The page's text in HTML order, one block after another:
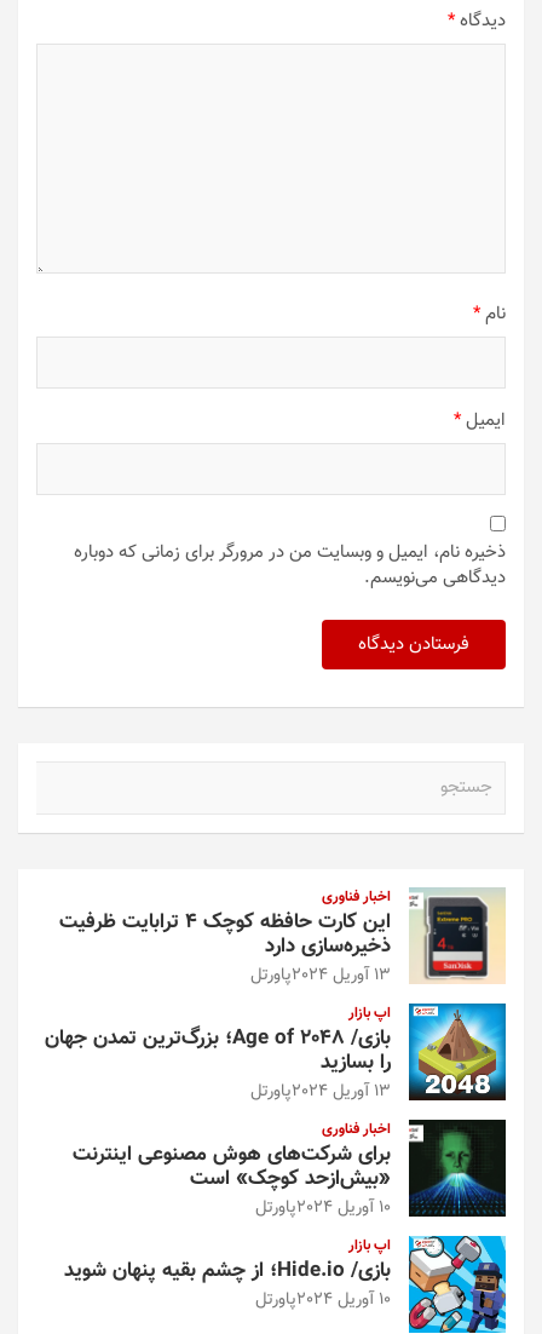
دیدگاه*
نام*
ایمیل*
ذخیره نام، ایمیل و وبسایت من در مرورگر برای زمانی که دوباره
دیدگاهی می‌نویسم.
اخبار فناوری
این کارت حافظه کوچک ۴ ترابایت ظرفیت
ذخیره‌سازی دارد
13 آوریل 2024 پاورتل
اپ بازار
بازی/ Age of 2048؛ بزرگ‌ترین تمدن جهان
را بسازید
13 آوریل 2024 پاورتل
اخبار فناوری
برای شرکت‌های هوش مصنوعی اینترنت
«بیش‌از‌حد کوچک» است
10 آوریل 2024 پاورتل
اپ بازار
بازی/ Hide.io؛ از چشم بقیه پنهان شوید
10 آوریل 2024 پاورتل